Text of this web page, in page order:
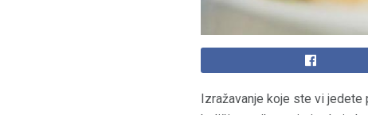
Izražavanje koje ste vi jedete